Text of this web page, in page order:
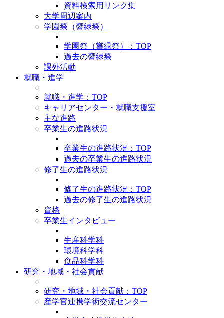
資料検索用リンク集
大学周辺案内
学園祭（響緑祭）
学園祭（響緑祭）：TOP
過去の響緑祭
課外活動
就職・進学
就職・進学：TOP
キャリアセンター・就職支援室
主な進路
卒業生の進路状況
卒業生の進路状況：TOP
過去の卒業生の進路状況
修了生の進路状況
修了生の進路状況：TOP
過去の修了生の進路状況
資格
卒業生インタビュー
生産科学科
環境科学科
食品科学科
研究・地域・社会貢献
研究・地域・社会貢献：TOP
産学官連携学術交流センター